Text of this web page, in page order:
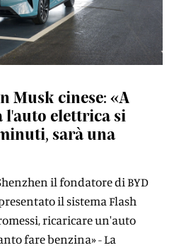
Musk cinese: «A
l'auto elettrica si
sarà una
il fondatore di BYD
il sistema Flash
ricaricare un'auto
fare benzina» - La